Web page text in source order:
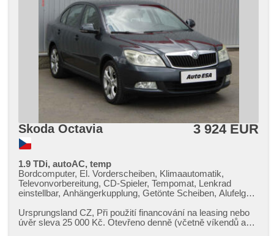
Skoda Octavia 3 924 EUR
1.9 TDi, autoAC, temp
Bordcomputer, El. Vorderscheiben, Klimaautomatik,
Televonvorbereitung, CD-Spieler, Tempomat, Lenkrad
einstellbar, Anhängerkupplung, Getönte Scheiben, Alufelgen,
Zentralverriegelung mit Funkfernbedienung, Elektronisches
Stabilitätsprogramm (ESP), Scheibenwischersensor,
Ursprungsland CZ,​ Při použití financování na leasing nebo
úvěr sleva 25 000 Kč. Otevřeno denně (včetně víkendů a